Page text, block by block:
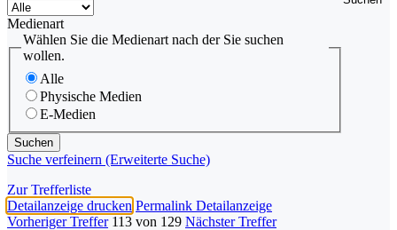
Medienart
Wählen Sie die Medienart nach der Sie suchen
wollen.
Alle
Physische Medien
E-Medien
Suche verfeinern (Erweiterte Suche)
Zur Trefferliste
Detailanzeige drucken Permalink Detailanzeige
Vorheriger Treffer 113 von 129 Nächster Treffer